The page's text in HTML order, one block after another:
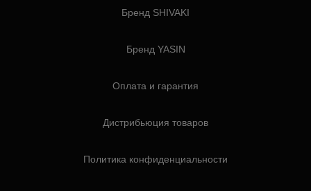
Бренд SHIVAKI
Бренд YASIN
Оплата и гарантия
Дистрибьюция товаров
Политика конфиденциальности